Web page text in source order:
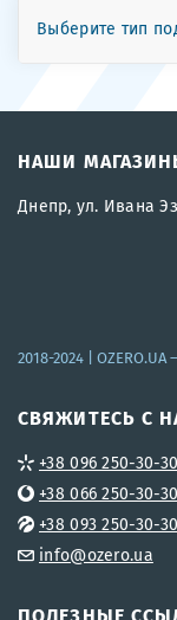
Выберите тип
НАШИ
Днепр, ул. Ивана
2018-2024 | OZERO.UA
СВЯЖИТЕСЬ С
+38 096 250-30-30
+38 066 250-30-30
+38 093 250-30-30
info@ozero.ua